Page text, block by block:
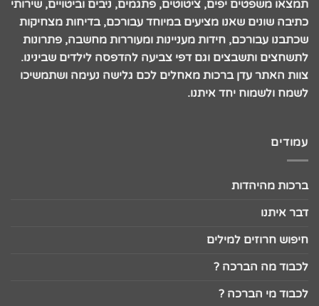
תמצאו משפטים יפים, ציטוטים, פתגמים, ניבים וביטויים, שירותי
כתיבה שונים שאנו מציעים במיוחד עבורכם, בדיחות מצחיקות
שכתבנו עבורכם, חידות מעניינות ומעוררות מחשבה, פתרונות
לתשחצים ותשבצים וגם דפי צביעה להדפסה לילדים שבינינו.
צוות האתר עדן ברכות מאחלים לכם גלישה נעימה ושתמשיכו
לשמח ולשמוח יחד איתנו.
עמודים
ברכות מהיהדות
דבר איתנו
חיפוש חרוזים למילים
לכבוד מה הברכה ?
לכבוד מי הברכה ?